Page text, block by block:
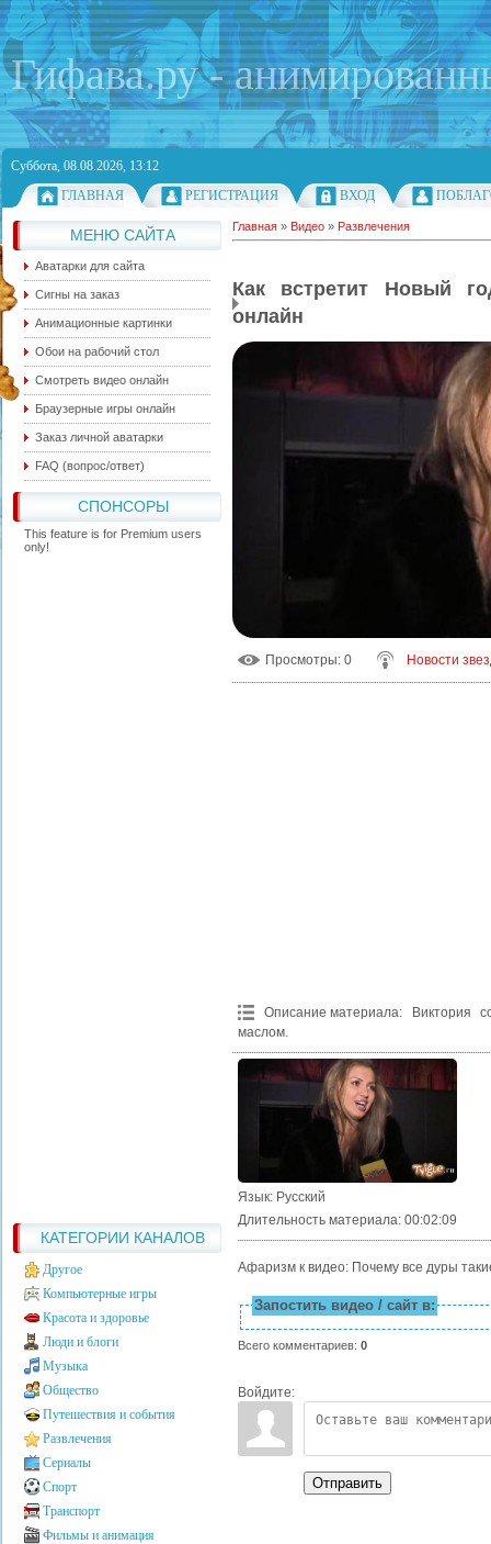
Гифава.ру -
Суббота, 08.08.2026, 13:12
ГЛАВНАЯ
РЕГИСТРАЦИЯ ВХОД
МЕНЮ САЙТА
Аватарки для сайта
Сигны на заказ
Анимационные картинки
Обои на рабочий стол
Смотреть видео онлайн
Браузерные игры онлайн
Заказ личной аватарки
FAQ (вопрос/ответ)
СПОНСОРЫ
This feature is for Premium users
only!
КАТЕГОРИИ КАНАЛОВ
Другое
Компьютерные игры
Красота и здоровье
Люди и блоги
Музыка
Общество
Путешествия и события
Развлечения
Сериалы
Спорт
Транспорт
Фильмы и анимация
Главная » Видео » Развлечения
Как встретит Новый
онлайн
Просмотры: 0 Новости
Описание материала:
Виктория
маслом.
Язык: Русский
Длительность материала: 00:02:09
Афаризм к видео: Почему все дуры
Запостить видео / сайт в:
Всего комментариев: 0
Войдите:
Отправить